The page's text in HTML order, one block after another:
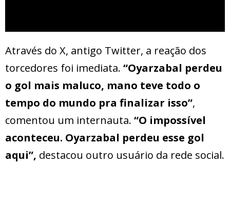
Através do X, antigo Twitter, a reação dos
torcedores foi imediata. “Oyarzabal perdeu
o gol mais maluco, mano teve todo o
tempo do mundo pra finalizar isso”,
comentou um internauta. “O impossível
aconteceu. Oyarzabal perdeu esse gol
aqui”, destacou outro usuário da rede social.